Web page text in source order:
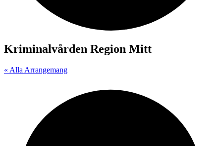
Kriminalvården Region Mitt
« Alla Arrangemang